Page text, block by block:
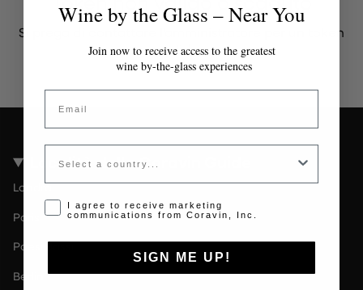
Si prega di contattare l'amministratore per un token
valido.
Località della Coravin Guide
Londra
Paris
Paesi Bassi
Berlin
Wine by the Glass – Near You
Join now to receive access to the greatest
wine by-the-glass experiences
Email
Country
Opt-in disclaimer
I agree to receive marketing
communications from Coravin, Inc.
SIGN ME UP!